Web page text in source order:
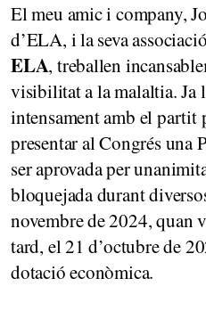
El meu amic i company,
d’ELA, i la seva
ELA, treballen
visibilitat a la malaltia. Ja
intensament amb el
presentar al Congrés una
ser aprovada per
bloquejada durant
novembre de 2024, quan
tard, el 21 d’octubre de
dotació econòmica.